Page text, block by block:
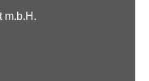
m.b.H.